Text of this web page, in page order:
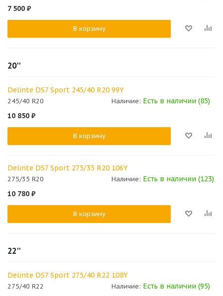
7 500 ₽
В корзину
20''
Delinte DS7 Sport 245/40 R20 99Y
245/40 R20 Наличие: Есть в наличии (85)
10 850 ₽
В корзину
Delinte DS7 Sport 275/35 R20 106Y
275/35 R20 Наличие: Есть в наличии (123)
10 780 ₽
В корзину
22''
Delinte DS7 Sport 275/40 R22 108Y
275/40 R22 Наличие: Есть в наличии (95)